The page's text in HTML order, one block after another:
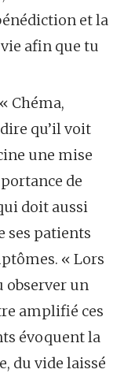
et la
afin que tu
Chéma,
qu’il voit
une mise
de
doit aussi
ses patients
« Lors
observer un
amplifié ces
évoquent la
du vide laissé